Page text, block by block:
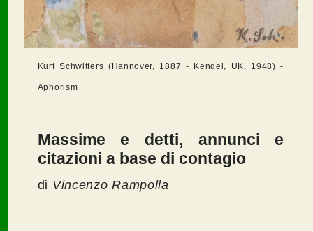
Kurt Schwitters (Hannover, 1887 - Kendel, UK, 1948) -
Aphorism
Massime e detti, annunci e
citazioni a base di contagio
di Vincenzo Rampolla